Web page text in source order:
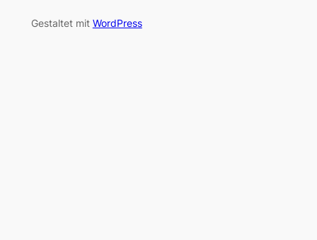
Gestaltet mit WordPress